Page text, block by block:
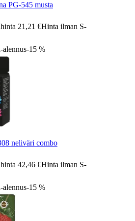
PG-545 musta
21,21 €Hinta ilman S-
alennus-15 %
neliväri combo
42,46 €Hinta ilman S-
alennus-15 %